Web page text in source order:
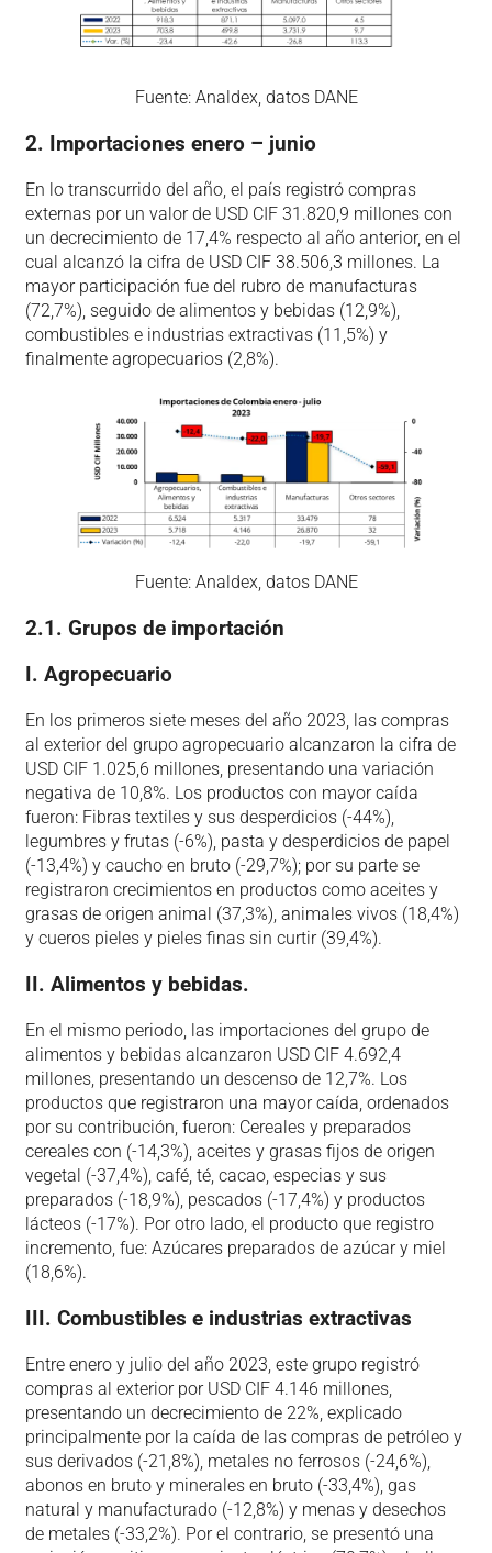
Fuente: Analdex, datos DANE
2. Importaciones enero – junio
En lo transcurrido del año, el país registró compras
externas por un valor de USD CIF 31.820,9 millones con
un decrecimiento de 17,4% respecto al año anterior, en el
cual alcanzó la cifra de USD CIF 38.506,3 millones. La
mayor participación fue del rubro de manufacturas
(72,7%), seguido de alimentos y bebidas (12,9%),
combustibles e industrias extractivas (11,5%) y
finalmente agropecuarios (2,8%).
Fuente: Analdex, datos DANE
2.1. Grupos de importación
I. Agropecuario
En los primeros siete meses del año 2023, las compras
al exterior del grupo agropecuario alcanzaron la cifra de
USD CIF 1.025,6 millones, presentando una variación
negativa de 10,8%. Los productos con mayor caída
fueron: Fibras textiles y sus desperdicios (-44%),
legumbres y frutas (-6%), pasta y desperdicios de papel
(-13,4%) y caucho en bruto (-29,7%); por su parte se
registraron crecimientos en productos como aceites y
grasas de origen animal (37,3%), animales vivos (18,4%)
y cueros pieles y pieles finas sin curtir (39,4%).
II. Alimentos y bebidas.
En el mismo periodo, las importaciones del grupo de
alimentos y bebidas alcanzaron USD CIF 4.692,4
millones, presentando un descenso de 12,7%. Los
productos que registraron una mayor caída, ordenados
por su contribución, fueron: Cereales y preparados
cereales con (-14,3%), aceites y grasas fijos de origen
vegetal (-37,4%), café, té, cacao, especias y sus
preparados (-18,9%), pescados (-17,4%) y productos
lácteos (-17%). Por otro lado, el producto que registro
incremento, fue: Azúcares preparados de azúcar y miel
(18,6%).
III. Combustibles e industrias extractivas
Entre enero y julio del año 2023, este grupo registró
compras al exterior por USD CIF 4.146 millones,
presentando un decrecimiento de 22%, explicado
principalmente por la caída de las compras de petróleo y
sus derivados (-21,8%), metales no ferrosos (-24,6%),
abonos en bruto y minerales en bruto (-33,4%), gas
natural y manufacturado (-12,8%) y menas y desechos
de metales (-33,2%). Por el contrario, se presentó una